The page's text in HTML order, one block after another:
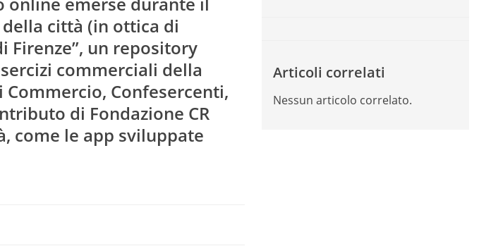
città (in ottica di
Firenze”, un repository
commerciali della
Confesercenti,
di Fondazione CR
come le app sviluppate
Articoli correlati
Nessun articolo correlato.